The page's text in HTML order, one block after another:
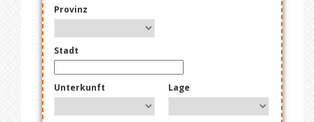
Provinz
Stadt
Unterkunft Lage